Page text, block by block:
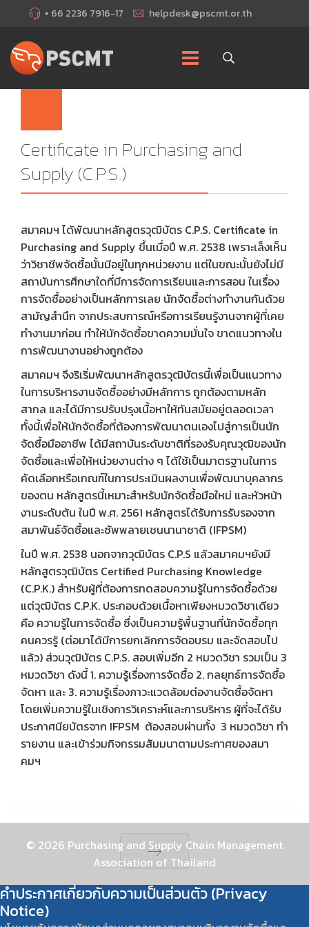
+ 66 2236 7916-17 helpdesk@pscmt.or.th
Certificate in Purchasing and
Supply (C.P.S.)
สมาคมฯ ได้พัฒนาหลักสูตรวุฒิบัตร C.P.S. Certificate in
Purchasing and Supply ขึ้นเมื่อปี พ.ศ. 2538 เพราะเล็งเห็น
ว่าวิชาชีพจัดซื้อนั้นมีอยู่ในทุกหน่วยงาน แต่ในขณะนั้นยังไม่มี
สถาบันการศึกษาใดที่มีการจัดการเรียนและการสอน ในเรื่อง
การจัดซื้ออย่างเป็นหลักการเลย นักจัดซื้อต่างทำงานกันด้วย
สามัญสำนึก จากประสบการณ์หรือการเรียนรู้งานจากผู้ที่เคย
ทำงานมาก่อน ทำให้นักจัดซื้อขาดความมั่นใจ ขาดแนวทางใน
การพัฒนางานอย่างถูกต้อง
สมาคมฯ จึงริเริ่มพัฒนาหลักสูตรวุฒิบัตรนี้เพื่อเป็นแนวทาง
ในการบริหารงานจัดซื้ออย่างมีหลักการ ถูกต้องตามหลัก
สากล และได้มีการปรับปรุงเนื้อหาให้ทันสมัยอยู่ตลอดเวลา
ทั้งนี้เพื่อให้นักจัดซื้อที่ต้องการพัฒนาตนเองไปสู่การเป็นนัก
จัดซื้อมืออาชีพ ได้มีสถาบันระดับชาติที่รองรับคุณวุฒิของนัก
จัดซื้อและเพื่อให้หน่วยงานต่าง ๆ ได้ใช้เป็นมาตรฐานในการ
คัดเลือกหรือเกณฑ์ในการประเมินผลงานเพื่อพัฒนาบุคลากร
ของตน หลักสูตรนี้เหมาะสำหรับนักจัดซื้อมือใหม่ และหัวหน้า
งานระดับต้น ในปี พ.ศ. 2561 หลักสูตรได้รับการรับรองจาก
สมาพันธ์จัดซื้อและซัพพลายเชนนานาชาติ (IFPSM)
ในปี พ.ศ. 2538 นอกจากวุฒิบัตร C.P.S แล้วสมาคมฯยังมี
หลักสูตรวุฒิบัตร Certified Purchasing Knowledge
(C.P.K.) สำหรับผู้ที่ต้องการทดสอบความรู้ในการจัดซื้อด้วย
แต่วุฒิบัตร C.P.K. ประกอบด้วยเนื้อหาเพียงหมวดวิชาเดียว
คือ ความรู้ในการจัดซื้อ ซึ่งเป็นความรู้พื้นฐานที่นักจัดซื้อทุก
คนควรรู้ (ต่อมาได้มีการยกเลิกการจัดอบรม และจัดสอบไป
แล้ว) ส่วนวุฒิบัตร C.P.S. สอบเพิ่มอีก 2 หมวดวิชา รวมเป็น 3
หมวดวิชา ดังนี้ 1. ความรู้เรื่องการจัดซื้อ 2. กลยุทธ์การจัดซื้อ
จัดหา และ 3. ความรู้เรื่องภาวะแวดล้อมต่องานจัดซื้อจัดหา
โดยเพิ่มความรู้ในเชิงการวิเคราะห์และการบริหาร ผู้ที่จะได้รับ
ประกาศนียบัตรจาก IFPSM ต้องสอบผ่านทั้ง 3 หมวดวิชา ทำ
รายงาน และเข้าร่วมกิจกรรมสัมมนาตามประกาศของสมา
คมฯ
Next
© 2026 Purchasing and Supply Chain Management
Association of Thailand
คำประกาศเกี่ยวกับความเป็นส่วนตัว (Privacy
Notice)